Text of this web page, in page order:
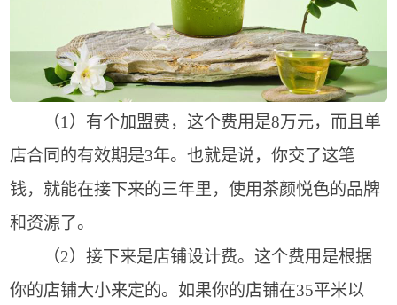
（1）有个加盟费，这个费用是8万元，而且单
店合同的有效期是3年。也就是说，你交了这笔
钱，就能在接下来的三年里，使用茶颜悦色的品牌
和资源了。
（2）接下来是店铺设计费。这个费用是根据
你的店铺大小来定的。如果你的店铺在35平米以